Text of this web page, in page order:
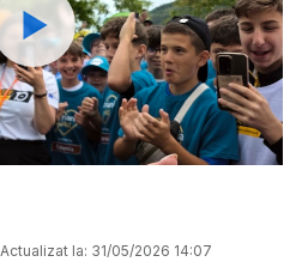
Watch
Actualizat la: 31/05/2026 14:07